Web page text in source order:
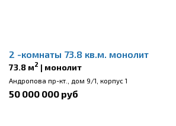
2 -комнаты 73.8 кв.м. монолит
73.8 м2 | монолит
Андропова пр-кт., дом 9/1, корпус 1
50 000 000 руб